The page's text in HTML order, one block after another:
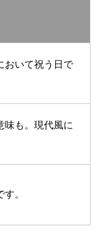
おいて祝う日で
味も。現代風に
。